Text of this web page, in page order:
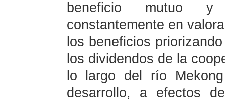
beneficio mutuo y
constantemente en
los beneficios
los dividendos de la
lo largo del río
desarrollo, a efectos